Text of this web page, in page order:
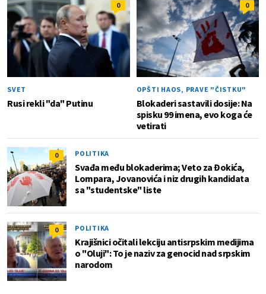
0
SVET
Rusi rekli "da" Putinu
0
OPŠTI HAOS, PRAVE "ČISTKU"
Blokaderi sastavili dosije: Na
spisku 99 imena, evo koga će
vetirati
0 POLITIKA
Svađa među blokaderima; Veto za Đokića,
Lompara, Jovanovića i niz drugih kandidata
sa "studentske" liste
0 POLITIKA
Krajišnici očitali lekciju antisrpskim medijima
o "Oluji": To je naziv za genocid nad srpskim
narodom